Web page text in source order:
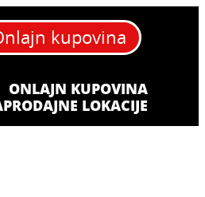
PRODAJNE LOKACIJE
ONLAJN KUPOVINA
kupovina